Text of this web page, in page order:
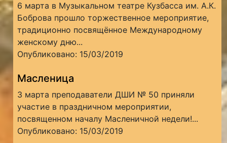
6 марта в Музыкальном театре Кузбасса им. А.К.
Боброва прошло торжественное мероприятие,
традиционно посвящённое Международному
женскому дню...
Опубликовано: 15/03/2019
Масленица
3 марта преподаватели ДШИ № 50 приняли
участие в праздничном мероприятии,
посвященном началу Масленичной недели!...
Опубликовано: 15/03/2019